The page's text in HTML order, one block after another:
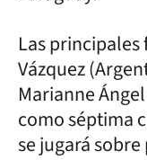
Las
Vázquez
Marianne
como séptima
se jugará